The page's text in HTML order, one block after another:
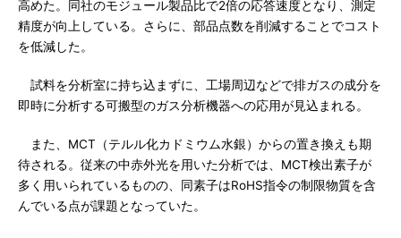
高めた。同社のモジュール製品比で2倍の応答速度となり、測定
精度が向上している。さらに、部品点数を削減することでコスト
を低減した。
試料を分析室に持ち込まずに、工場周辺などで排ガスの成分を
即時に分析する可搬型のガス分析機器への応用が見込まれる。
また、MCT（テルル化カドミウム水銀）からの置き換えも期
待される。従来の中赤外光を用いた分析では、MCT検出素子が
多く用いられているものの、同素子はRoHS指令の制限物質を含
んでいる点が課題となっていた。